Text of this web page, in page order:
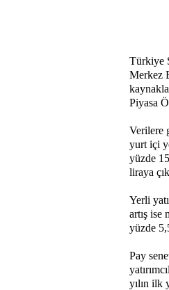
Türkiye
Merkez
Piyasa
Verilere
yurt içi
yüzde
liraya
Yerli
artış ise
yüzde
Pay
yılın ilk